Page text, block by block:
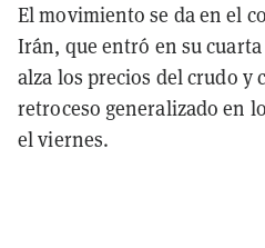
El movimiento se da en el
Irán, que entró en su
alza los precios del crudo y
retroceso generalizado en
el viernes.